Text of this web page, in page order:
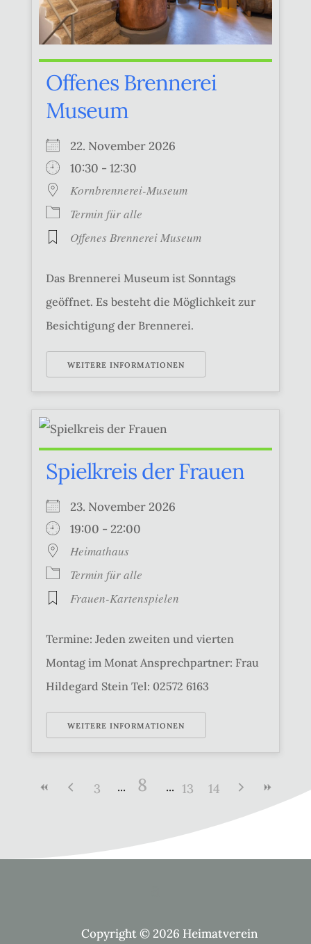
Offenes Brennerei
Museum
22. November 2026
10:30 - 12:30
Kornbrennerei-Museum
Termin für alle
Offenes Brennerei Museum
Das Brennerei Museum ist Sonntags
geöffnet. Es besteht die Möglichkeit zur
Besichtigung der Brennerei.
WEITERE INFORMATIONEN
Spielkreis der Frauen
23. November 2026
19:00 - 22:00
Heimathaus
Termin für alle
Frauen-Kartenspielen
Termine: Jeden zweiten und vierten
Montag im Monat Ansprechpartner: Frau
Hildegard Stein Tel: 02572 6163
WEITERE INFORMATIONEN
3 8 13 14
Copyright © 2026 Heimatverein